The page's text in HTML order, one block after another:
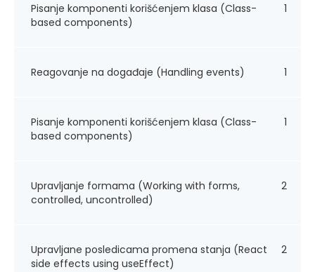
Pisanje komponenti korišćenjem klasa (Class-
based components)
1
Reagovanje na događaje (Handling events) 1
Pisanje komponenti korišćenjem klasa (Class-
based components)
1
Upravljanje formama (Working with forms,
controlled, uncontrolled)
2
Upravljane posledicama promena stanja (React
side effects using useEffect)
2